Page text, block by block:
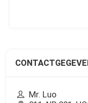
Mr. Luo